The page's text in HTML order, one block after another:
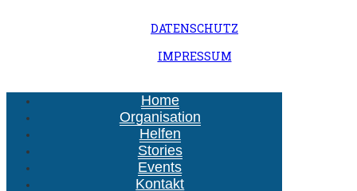
DATENSCHUTZ
IMPRESSUM
Home
Organisation
Helfen
Stories
Events
Kontakt